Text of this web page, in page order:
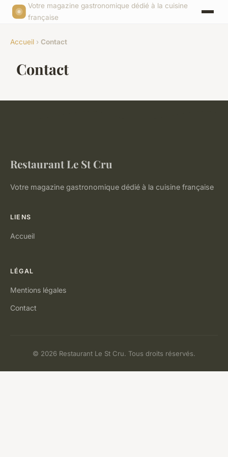
Votre magazine gastronomique dédié à la cuisine
française
Accueil › Contact
Contact
Restaurant Le St Cru
Votre magazine gastronomique dédié à la cuisine française
LIENS
Accueil
LÉGAL
Mentions légales
Contact
© 2026 Restaurant Le St Cru. Tous droits réservés.